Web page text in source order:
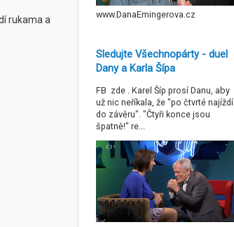
rukama a
www.DanaEmingerova.cz
Sledujte Všechnopárty - duel
Dany a Karla Šípa
FB zde . Karel Šíp prosí Danu, aby
už nic neříkala, že "po čtvrté najíždí
do závěru". "Čtyři konce jsou
špatně!" re...